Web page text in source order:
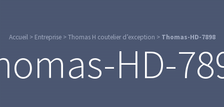
Accueil>Entreprise>Thomas H coutelier d’exception > Thomas-HD-7898
HD-